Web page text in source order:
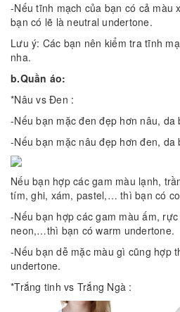
-Nếu tĩnh mạch của bạn có cả màu
bạn có lẽ là neutral undertone.
Lưu ý: Các bạn nên kiểm tra tĩnh
nha.
b.Quần áo:
*Nâu vs Đen :
-Nếu bạn mặc đen đẹp hơn nâu, da
-Nếu bạn mặc nâu đẹp hơn đen, da
Nếu bạn hợp các gam màu lạnh,
tím, ghi, xám, pastel,… thì bạn có
-Nếu bạn hợp các gam màu ấm,
neon,…thì bạn có warm undertone.
-Nếu bạn dễ mặc màu gì cũng hợp
undertone.
*Trắng tinh vs Trắng Ngà :